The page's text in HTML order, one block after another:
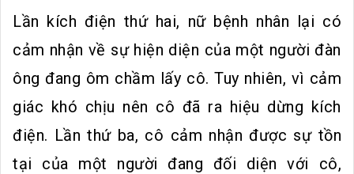
Lần kích điện thứ hai, nữ bệnh nhân lại có
cảm nhận về sự hiện diện của một người đàn
ông đang ôm chầm lấy cô. Tuy nhiên, vì cảm
giác khó chịu nên cô đã ra hiệu dừng kích
điện. Lần thứ ba, cô cảm nhận được sự tồn
tại của một người đang đối diện với cô,